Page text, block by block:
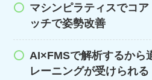
マシンピラティスでコ
ッチで姿勢改善
AI×FMSで解析するから
レーニングが受けられる